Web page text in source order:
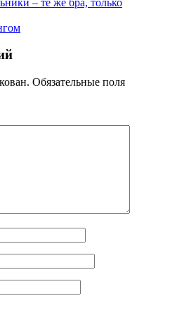
Обязательные поля